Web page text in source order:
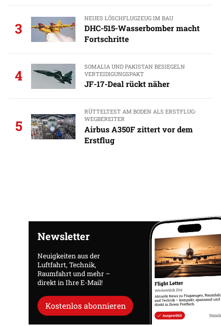
3
NEUES LÖSCHFLUGZEUG IM BAU
DHC-515-Wasserbomber macht
Fortschritte
4
SOMALIA UND PAKISTAN BESIEGELN
VERTEIDIGUNGSPAKT
JF-17-Deal rückt näher
5
RÜTTELTEST AM BODEN ALS ERSTFLUG-
WEGBEREITER
Airbus A350F zittert vor dem
Erstflug
Newsletter
Neuigkeiten aus der
Luftfahrt, Technik,
Raumfahrt und mehr –
direkt in Ihre E-Mail!
Kostenlos abonnieren